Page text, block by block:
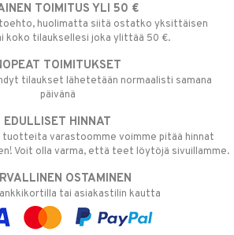
TOIMITUS YLI 50 €
huolimatta siitä ostatko yksittäisen
koko tilauksellesi joka ylittää 50 €.
TOIMITUKSET
tilaukset lähetetään normaalisti samana
päivänä
EDULLISET HINNAT
tuotteita varastoomme voimme pitää hinnat
Voit olla varma, että teet löytöjä sivuillamme.
OSTAMINEN
tai asiakastilin kautta